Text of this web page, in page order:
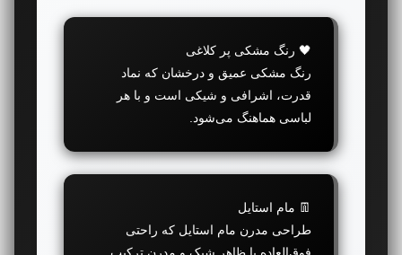
🖤 رنگ مشکی پر کلاغی
رنگ مشکی عمیق و درخشان که نماد
قدرت، اشرافی و شیکی است و با هر
لباسی هماهنگ می‌شود.
👖 مام استایل
طراحی مدرن مام استایل که راحتی